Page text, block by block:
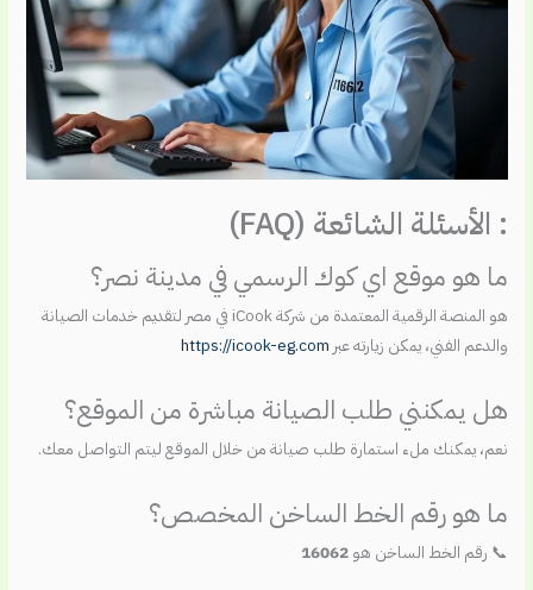
: الأسئلة الشائعة (FAQ)
ما هو موقع اي كوك الرسمي في مدينة نصر؟
هو المنصة الرقمية المعتمدة من شركة iCook في مصر لتقديم خدمات الصيانة
والدعم الفني، يمكن زيارته عبر https://icook-eg.com
هل يمكنني طلب الصيانة مباشرة من الموقع؟
نعم، يمكنك ملء استمارة طلب صيانة من خلال الموقع ليتم التواصل معك.
ما هو رقم الخط الساخن المخصص؟
📞 رقم الخط الساخن هو16062